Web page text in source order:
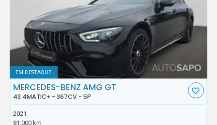
EM DESTAQUE
MERCEDES-BENZ AMG GT
43 4MATIC+ - 367CV - 5P
2021
81.000 km